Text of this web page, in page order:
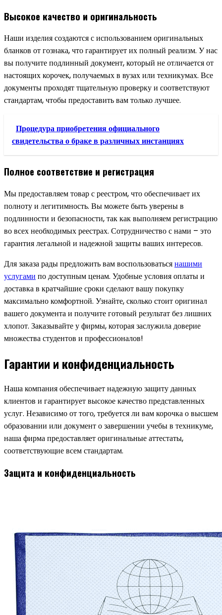
Высокое качество и оригинальность
Наши изделия создаются с использованием оригинальных
бланков от гознака, что гарантирует их полный реализм. У нас
вы получите подлинный документ, который не отличается от
настоящих корочек, получаемых в вузах или техникумах. Все
документы проходят тщательную проверку и соответствуют
стандартам, чтобы предоставить вам только лучшее.
Процедура приобретения официального
свидетельства о браке в различных инстанциях
Полное соответствие и регистрация
Мы предоставляем товар с реестром, что обеспечивает их
полноту и легитимность. Вы можете быть уверены в
подлинности и безопасности, так как выполняем регистрацию
во всех необходимых реестрах. Сотрудничество с нами – это
гарантия легальной и надежной защиты ваших интересов.
Для заказа рады предложить вам воспользоватьсянашими
услугами по доступным ценам. Удобные условия оплаты и
доставка в кратчайшие сроки сделают вашу покупку
максимально комфортной. Узнайте, сколько стоит оригинал
вашего документа и получите готовый результат без лишних
хлопот. Заказывайте у фирмы, которая заслужила доверие
множества студентов и профессионалов!
Гарантии и конфиденциальность
Наша компания обеспечивает надежную защиту данных
клиентов и гарантирует высокое качество представленных
услуг. Независимо от того, требуется ли вам корочка о высшем
образовании или документ о завершении учебы в техникуме,
наша фирма предоставляет оригинальные аттестаты,
соответствующие всем стандартам.
Защита и конфиденциальность